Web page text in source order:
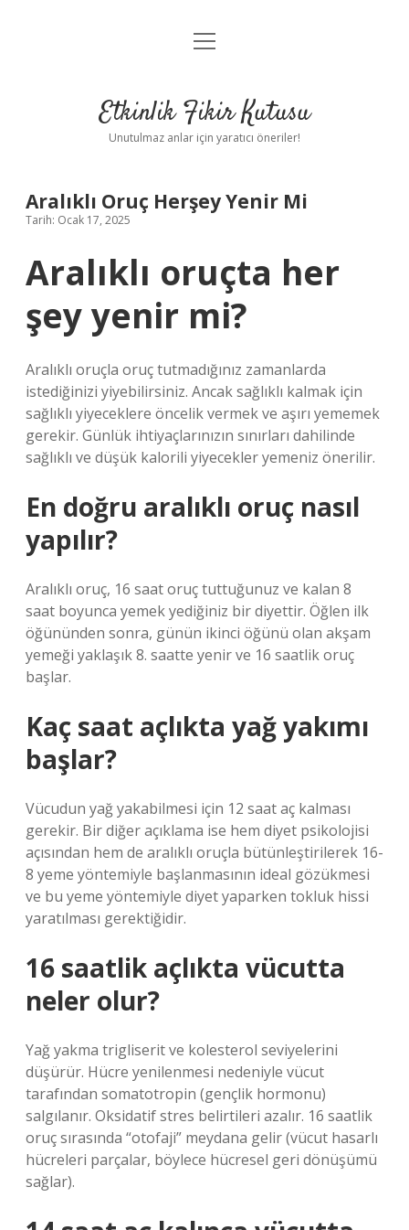
Anasayfa
Yasal Uyarı
menüyü
Etkinlik Fikir Kutusu
Unutulmaz anlar için yaratıcı öneriler!
Aralıklı Oruç Herşey Yenir Mi
Tarih: Ocak 17, 2025
Aralıklı oruçta her
şey yenir mi?
Aralıklı oruçla oruç tutmadığınız zamanlarda
istediğinizi yiyebilirsiniz. Ancak sağlıklı kalmak için
sağlıklı yiyeceklere öncelik vermek ve aşırı yememek
gerekir. Günlük ihtiyaçlarınızın sınırları dahilinde
sağlıklı ve düşük kalorili yiyecekler yemeniz önerilir.
En doğru aralıklı oruç nasıl
yapılır?
Aralıklı oruç, 16 saat oruç tuttuğunuz ve kalan 8
saat boyunca yemek yediğiniz bir diyettir. Öğlen ilk
öğününden sonra, günün ikinci öğünü olan akşam
yemeği yaklaşık 8. saatte yenir ve 16 saatlik oruç
başlar.
Kaç saat açlıkta yağ yakımı
başlar?
Vücudun yağ yakabilmesi için 12 saat aç kalması
gerekir. Bir diğer açıklama ise hem diyet psikolojisi
açısından hem de aralıklı oruçla bütünleştirilerek 16-
8 yeme yöntemiyle başlanmasının ideal gözükmesi
ve bu yeme yöntemiyle diyet yaparken tokluk hissi
yaratılması gerektiğidir.
16 saatlik açlıkta vücutta
neler olur?
Yağ yakma trigliserit ve kolesterol seviyelerini
düşürür. Hücre yenilenmesi nedeniyle vücut
tarafından somatotropin (gençlik hormonu)
salgılanır. Oksidatif stres belirtileri azalır. 16 saatlik
oruç sırasında “otofaji” meydana gelir (vücut hasarlı
hücreleri parçalar, böylece hücresel geri dönüşümü
sağlar).